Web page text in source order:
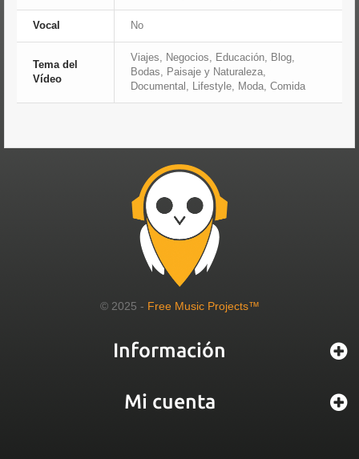
Vocal No
Tema del
Vídeo
Viajes, Negocios, Educación, Blog,
Bodas, Paisaje y Naturaleza,
Documental, Lifestyle, Moda, Comida
© 2025 - Free Music Projects™
Información
Mi cuenta